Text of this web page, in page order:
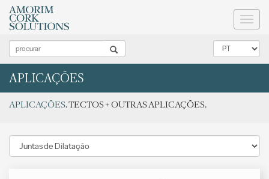
APLICAÇÕES
APLICAÇÕES. TECTOS + OUTRAS APLICAÇÕES.